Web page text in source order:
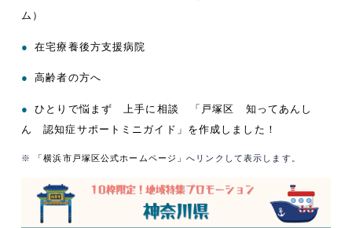
ム）
● 在宅療養後方支援病院
● 高齢者の方へ
●
ひとりで悩まず 上手に相談 「戸塚区 知ってあんし
ん 認知症サポートミニガイド」を作成しました！
※ 「横浜市戸塚区公式ホームページ」へリンクして表示します。